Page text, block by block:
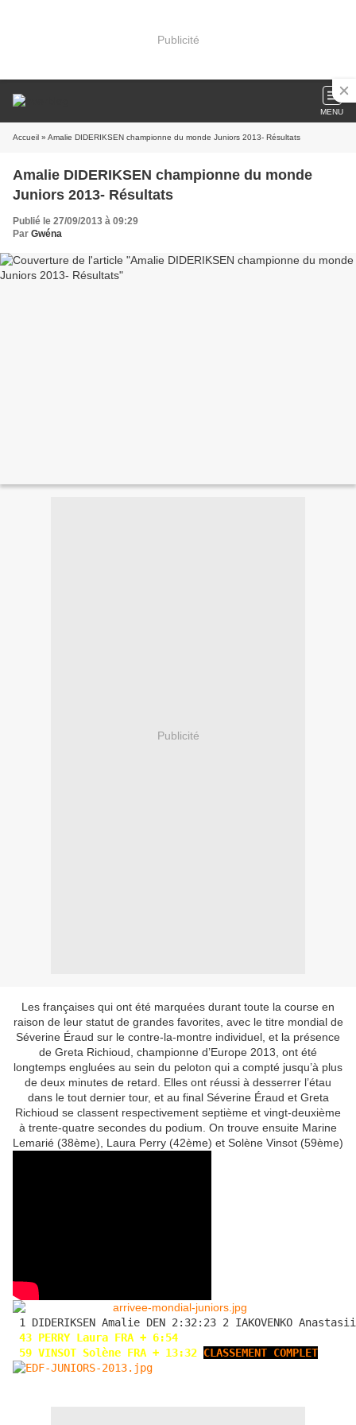
Publicité
MENU
Accueil » Amalie DIDERIKSEN championne du monde Juniors 2013- Résultats
Amalie DIDERIKSEN championne du monde
Juniors 2013- Résultats
Publié le 27/09/2013 à 09:29
Par Gwéna
Publicité
Les françaises qui ont été marquées durant toute la course en
raison de leur statut de grandes favorites, avec le titre mondial de
Séverine Éraud sur le contre-la-montre individuel, et la présence
de Greta Richioud, championne d’Europe 2013, ont été
longtemps engluées au sein du peloton qui a compté jusqu’à plus
de deux minutes de retard. Elles ont réussi à desserrer l’étau
dans le tout dernier tour, et au final Séverine Éraud et Greta
Richioud se classent respectivement septième et vingt-deuxième
à trente-quatre secondes du podium. On trouve ensuite Marine
Lemarié (38ème), Laura Perry (42ème) et Solène Vinsot (59ème)
1 DIDERIKSEN Amalie DEN 2:32:23 2 IAKOVENKO
43 PERRY Laura FRA + 6:54
59 VINSOT Solène FRA + 13:32 CLASSEMENT COMPLET